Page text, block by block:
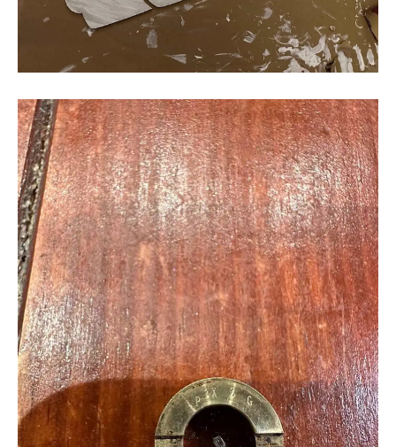
quelques fichiers sur le site Etsy afin de récupérer des
designs, que j’ai aisément pu découper. Avec ce test, je
m’aperçois que la machine est vraiment capable de
réaliser des découpes fines, précises et que le potentiel
Voici les résultats :